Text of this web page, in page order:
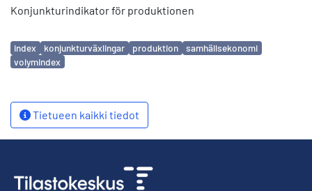
Konjunkturindikator för produktionen
Avainsanat
index konjunkturväxlingar produktion
samhällsekonomi
volymindex
Tietueen kaikki tiedot